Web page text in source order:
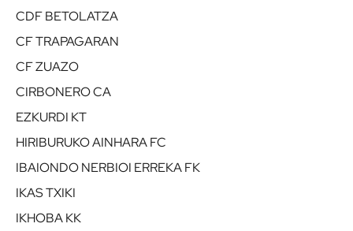
CDF BETOLATZA
CF TRAPAGARAN
CF ZUAZO
CIRBONERO CA
EZKURDI KT
HIRIBURUKO AINHARA FC
IBAIONDO NERBIOI ERREKA FK
IKAS TXIKI
IKHOBA KK